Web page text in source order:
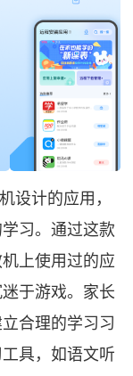
设计的应用，
习。通过这款
上使用过的应
于游戏。家长
合理的学习习
具，如语文听